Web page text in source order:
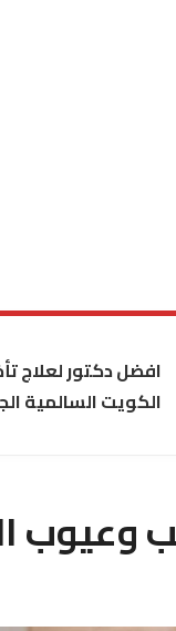
افضل دكتور لعلاج
الكويت السالمية
وعيوب